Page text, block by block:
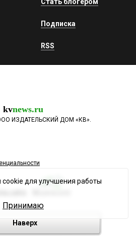
Подписка
RSS
kvnews.ru
ИЗДАТЕЛЬСКИЙ ДОМ «КВ».
сайта
Наверх
для улучшения работы
Принимаю